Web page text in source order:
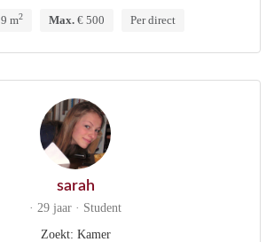
9 m2 Max. € 500 Per direct
sarah
· 29 jaar · Student
Zoekt: Kamer